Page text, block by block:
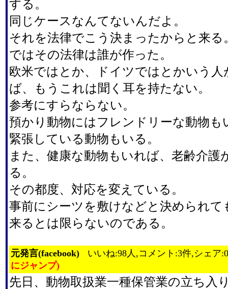
する。
同じケースなんてないんだよ。
それを法律でこう決まったからと来る
ではその法律は誰が作った。
欧米ではとか、ドイツではとかいう
ば、もうこれは聞く耳を持たない。
参考にすらならない。
預かり動物にはフレンドリーな動物も
緊張している動物もいる。
また、健康な動物もいれば、老齢介護
る。
その都度、対応を変えている。
事前にシーツを敷けなどと決められて
来るとは限らないのである。
元発言(facebook)
いいね:98人,コメント:3件,シェア
にジャンプ)
先日、動物取扱業一種保管業の立ち入